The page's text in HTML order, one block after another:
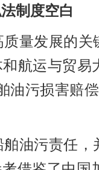
制度空白
量发展的
航运与贸
油污损害赔
油污责任，